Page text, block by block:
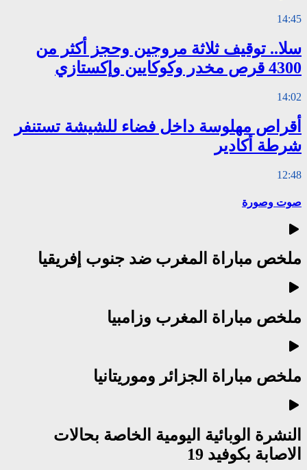
14:45
سلا.. توقيف ثلاثة مروجين وحجز أكثر من
4300 قرص مخدر وكوكايين وإكستازي
14:02
أقراص مهلوسة داخل فضاء للشيشة تستنفر
شرطة أكادير
12:48
صوت وصورة
ملخص مباراة المغرب ضد جنوب إفريقيا
ملخص مباراة المغرب وزامبيا
ملخص مباراة الجزائر وموريتانيا
النشرة الوبائية اليومية الخاصة بحالات
الاصابة بكوفيد 19